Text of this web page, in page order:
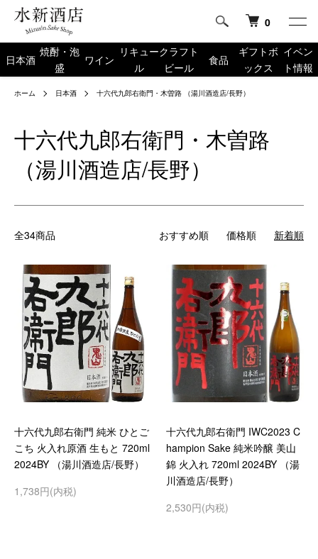
0
日本酒
焼酎・泡
盛
ワイン
リキュー
ル
クラフト
ビール
食品
ギフトボ
ックス
イベン
ト情報
ホーム 日本酒 十六代九郎右衛門・木曽路 （湯川酒造店/長野）
十六代九郎右衛門・木曽路
（湯川酒造店/長野）
全34商品 おすすめ順 価格順 新着順
十六代九郎右衛門 純米 ひとご
こち 火入れ原酒 生もと 720ml
2024BY （湯川酒造店/長野）
1,738円(内税)
十六代九郎右衛門 IWC2023 C
hampion Sake 純米吟醸 美山
錦 火入れ 720ml 2024BY （湯
川酒造店/長野）
2,530円(内税)